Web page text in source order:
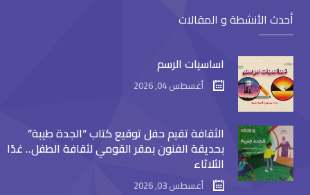
أحدث الأنشطة و المقالات
اساسيات الرسم
أغسطس 04, 2026
الثقافة تقيم حفل توقيع كتاب “الجدة طيبة”
بحديقة الفنون بمقر القومي لثقافة الطفل.. غدًا
الثلاثاء
أغسطس 03, 2026